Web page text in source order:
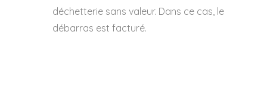
déchetterie sans valeur. Dans ce cas, le
débarras est facturé.